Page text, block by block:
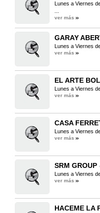
Lunes a Viernes
ver más
GARAY
Lunes a Viernes
ver más
EL ARTE
Lunes a Viernes
ver más
CASA
Lunes a Viernes
ver más
SRM GROUP
Lunes a Viernes
ver más
HACEME LA